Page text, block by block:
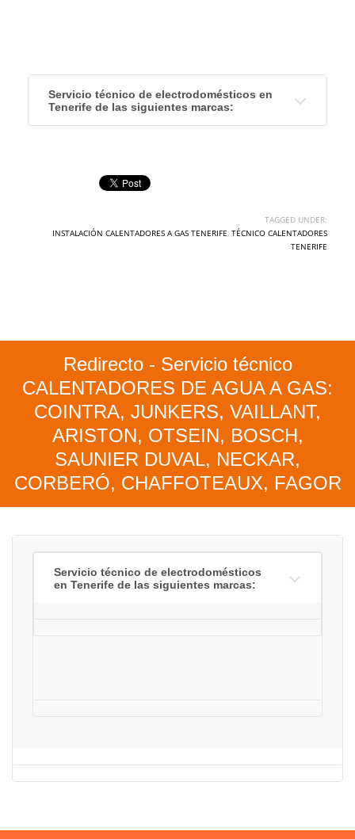
Servicio técnico de electrodomésticos en
Tenerife de las siguientes marcas:
TAGGED UNDER:
INSTALACIÓN CALENTADORES A GAS TENERIFE, TÉCNICO CALENTADORES
TENERIFE
Redirecto - Servicio técnico
CALENTADORES DE AGUA A GAS:
COINTRA, JUNKERS, VAILLANT,
ARISTON, OTSEIN, BOSCH,
SAUNIER DUVAL, NECKAR,
CORBERÓ, CHAFFOTEAUX, FAGOR
Servicio técnico de electrodomésticos
en Tenerife de las siguientes marcas: